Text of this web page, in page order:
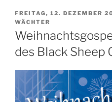
VERÖFFENTLICHT
AM
FREITAG, 12. DEZEMBER
WÄCHTER
des Black Sheep